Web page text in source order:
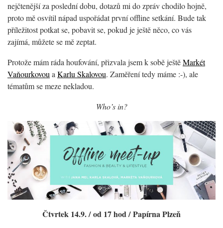
nejčtenější za poslední dobu, dotazů mi do zpráv chodilo hojně,
proto mě osvítil nápad uspořádat první offline setkání. Bude tak
příležitost potkat se, pobavit se, pokud je ještě něco, co vás
zajímá, můžete se mě zeptat.
Protože mám ráda houfování, přizvala jsem k sobě ještěMarkét
Vaňourkovou a Karlu Skalovou. Zaměření tedy máme :-), ale
tématům se meze nekladou.
Who’s in?
Čtvrtek 14.9. / od 17 hod / Papírna Plzeň